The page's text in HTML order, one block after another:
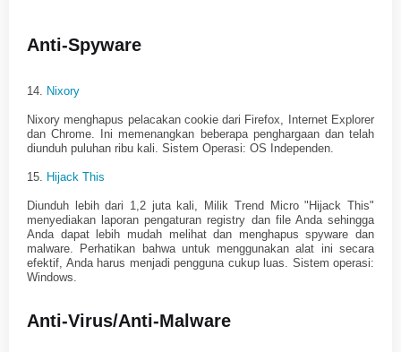
Anti-Spyware
14. Nixory
Nixory menghapus pelacakan cookie dari Firefox, Internet Explorer
dan Chrome. Ini memenangkan beberapa penghargaan dan telah
diunduh puluhan ribu kali. Sistem Operasi: OS Independen.
15. Hijack This
Diunduh lebih dari 1,2 juta kali, Milik Trend Micro "Hijack This"
menyediakan laporan pengaturan registry dan file Anda sehingga
Anda dapat lebih mudah melihat dan menghapus spyware dan
malware. Perhatikan bahwa untuk menggunakan alat ini secara
efektif, Anda harus menjadi pengguna cukup luas. Sistem operasi:
Windows.
Anti-Virus/Anti-Malware